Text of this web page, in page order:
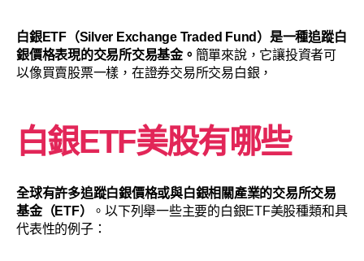
白銀ETF（Silver Exchange Traded Fund）是一種追蹤白
銀價格表現的交易所交易基金。 簡單來說，它讓投資者可
以像買賣股票一樣，在證券交易所交易白銀，
白銀ETF美股有哪些
全球有許多追蹤白銀價格或與白銀相關產業的交易所交易
基金（ETF）
。以下列舉一些主要的白銀ETF美股種類和具
代表性的例子：